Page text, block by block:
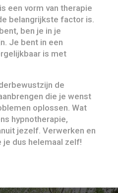
een vorm van therapie
belangrijkste factor is.
ben je in je
Je bent in een
is met
de
die je wenst
oplossen. Wat
hypnotherapie,
jezelf. Verwerken en
je dus helemaal zelf!